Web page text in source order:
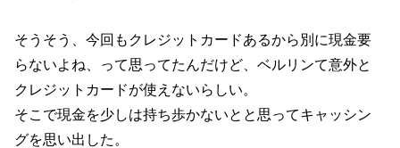
そうそう、今回もクレジットカードあるから別に現金要
らないよね、って思ってたんだけど、ベルリンて意外と
クレジットカードが使えないらしい。
そこで現金を少しは持ち歩かないとと思ってキャッシン
グを思い出した。